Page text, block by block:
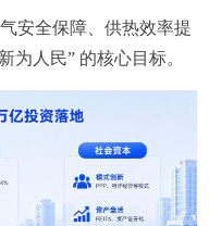
安全保障、供热效率提
为人民” 的核心目标。